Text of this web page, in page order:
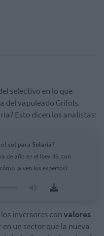
selectivo en lo que
del vapuleado Grifols.
Esto dicen los analistas:
sol para Solaria?
de año en el Ibex 35, con
la ven los expertos?
inversores convalores
un sector que la nueva